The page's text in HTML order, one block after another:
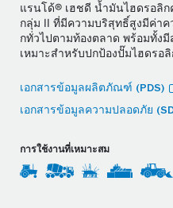
แรนโด้® เฮชดี น้ำมันไฮดรอลิ
กลุ่ม II ที่มีความบริสุทธิ์สูงมีค่า
กทั่วไปตามท้องตลาด พร้อมทั้ง
เหมาะสำหรับปกป้องปั๊มไฮดรอ
เอกสารข้อมูลผลิตภัณฑ์ (PDS)
เอกสารข้อมูลความปลอดภัย
การใช้งานที่เหมาะสม